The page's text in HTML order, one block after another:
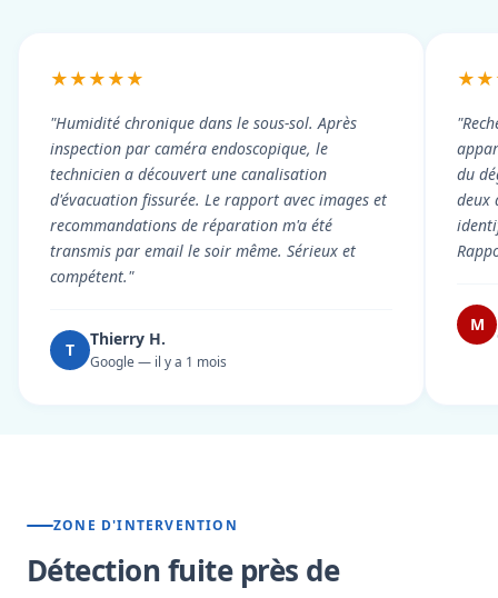
★★★★★
"Humidité chronique dans le sous-sol. Après
inspection par caméra endoscopique, le
technicien a découvert une canalisation
d'évacuation fissurée. Le rapport avec images et
recommandations de réparation m'a été
transmis par email le soir même. Sérieux et
compétent."
T
Thierry H.
Google — il y a 1 mois
du
deux
M
ZONE D'INTERVENTION
Détection fuite près de